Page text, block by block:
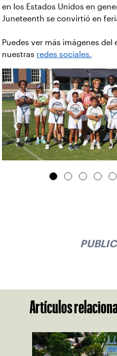
en los Estados Unidos en
Juneteenth se convirtió en
Puedes ver más imágenes del
nuestras redes sociales.
‹
Artículos